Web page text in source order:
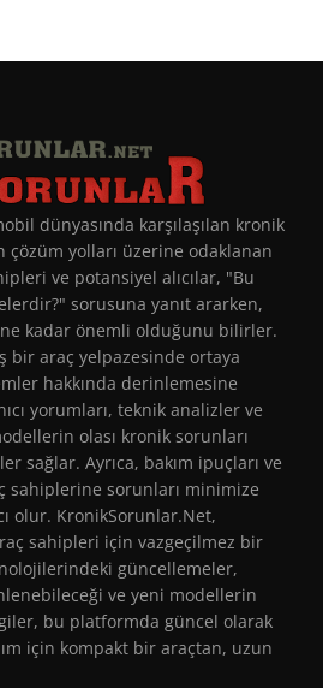
dünyasında karşılaşılan kronik
yolları üzerine odaklanan
ve potansiyel alıcılar, "Bu
sorusuna yanıt ararken,
kadar önemli olduğunu bilirler.
bir araç yelpazesinde ortaya
hakkında derinlemesine
yorumları, teknik analizler ve
olası kronik sorunları
sağlar. Ayrıca, bakım ipuçları ve
sahiplerine sorunları minimize
olur. KronikSorunlar.Net,
sahipleri için vazgeçilmez bir
güncellemeler,
ve yeni modellerin
bu platformda güncel olarak
için kompakt bir araçtan, uzun